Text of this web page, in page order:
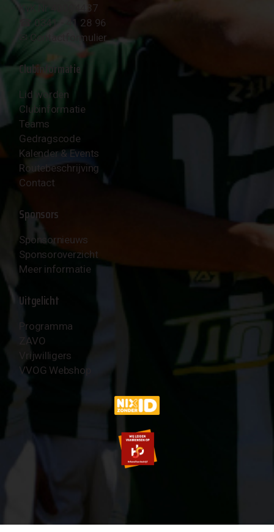
KvK Nr 40094437
☎︎ 0341 - 41 28 96
✉︎ Contactformulier
Clubinformatie
Lid worden
Clubinformatie
Teams
Gedragscode
Kalender & Events
Routebeschrijving
Contact
Sponsors
Sponsornieuws
Sponsoroverzicht
Meer informatie
Uitgelicht
Programma
ZAVO
Vrijwilligers
VVOG Webshop